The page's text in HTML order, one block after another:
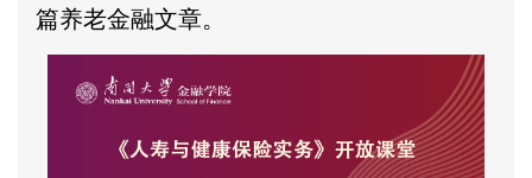
篇养老金融文章。